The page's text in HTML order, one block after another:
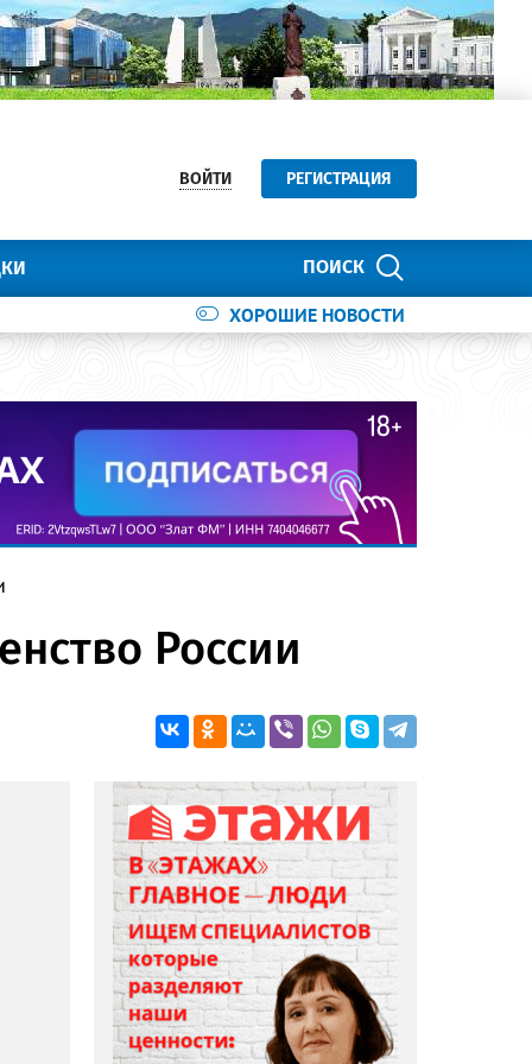
ВОЙТИ РЕГИСТРАЦИЯ
ПОИСК
ХОРОШИЕ НОВОСТИ
России